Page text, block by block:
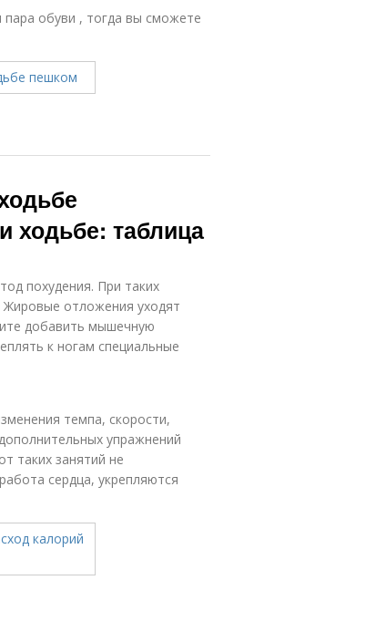
пара обуви , тогда вы сможете
ходьбе: таблица
похудения. При таких
Жировые отложения уходят
добавить мышечную
к ногам специальные
темпа, скорости,
упражнений
таких занятий не
сердца, укрепляются